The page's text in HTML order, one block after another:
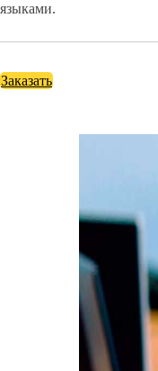
языками.
Заказать